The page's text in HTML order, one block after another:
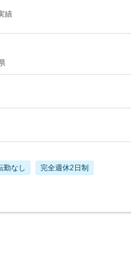
績
勤なし 完全週休2日制